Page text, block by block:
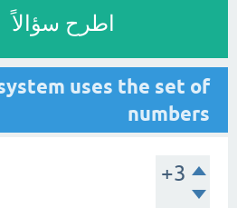
اطرح سؤالاً
uses the set of
numbers
+3